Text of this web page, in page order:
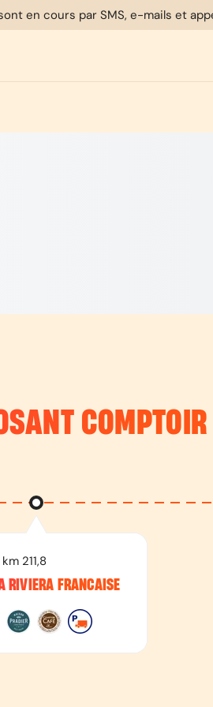
en cours par SMS, e-mails et
211,8
RIVIERA FRANCAISE